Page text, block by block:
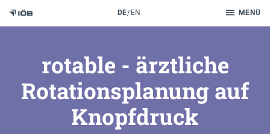
DE EN MENÜ
rotable - ärztliche
Rotationsplanung auf
Knopfdruck